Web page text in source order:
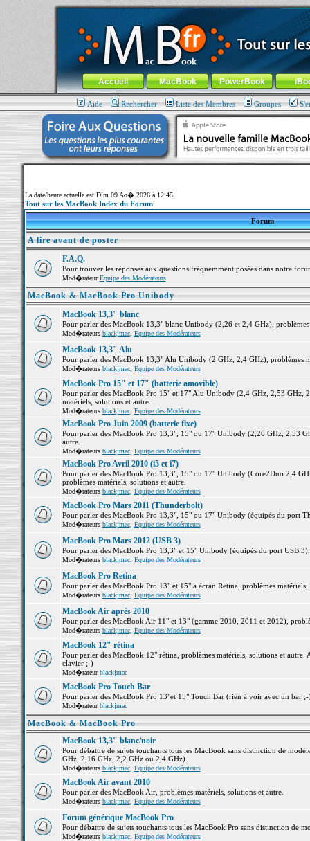
MacBook-fr.com : 100% Apple... 100% nomade !
Aller au contenu-Aller au menu général-Aller au menu de
Menu général
Accueil MacBook PowerBook
Aide Rechercher Liste des Membres Groupes
La date/heure actuelle est Dim 09 Ao� 2026 à 12:45
Tout sur les MacBook Index du Forum
Forum
A lire avant de poster
F.A.Q.
Pour trouver les réponses aux questions fréquemment posées dans notre
Mod�rateurEquipe des Modérateurs
MacBook & MacBook Pro Unibody
MacBook 13,3" blanc
Pour parler des MacBook 13,3" blanc Unibody (2,26 et 2,4 GHz),
Mod�rateurs blackjmac, Equipe des Modérateurs
MacBook 13,3" Alu
Pour parler des MacBook 13,3" Alu Unibody (2 GHz, 2,4 GHz), problèmes
Mod�rateurs blackjmac, Equipe des Modérateurs
MacBook Pro 15" et 17" (batterie amovible)
Pour parler des MacBook Pro 15" et 17" Alu Unibody (2,4 GHz, 2,53 GHz,
matériels, solutions et autre.
Mod�rateurs blackjmac, Equipe des Modérateurs
MacBook Pro Juin 2009 (batterie fixe)
Pour parler des MacBook Pro 13,3", 15" ou 17" Unibody (2,26 GHz, 2,53
autre.
Mod�rateurs blackjmac, Equipe des Modérateurs
MacBook Pro Avril 2010 (i5 et i7)
Pour parler des MacBook Pro 13,3", 15" ou 17" Unibody (Core2Duo 2,4
problèmes matériels, solutions et autre.
Mod�rateurs blackjmac, Equipe des Modérateurs
MacBook Pro Mars 2011 (Thunderbolt)
Pour parler des MacBook Pro 13,3", 15" ou 17" Unibody (équipés du port
Mod�rateurs blackjmac, Equipe des Modérateurs
MacBook Pro Mars 2012 (USB 3)
Pour parler des MacBook Pro 13,3" et 15" Unibody (équipés du port USB
Mod�rateurs blackjmac, Equipe des Modérateurs
MacBook Pro Retina
Pour parler des MacBook Pro 13" et 15" a écran Retina, problèmes matériels,
Mod�rateurs blackjmac, Equipe des Modérateurs
MacBook Air après 2010
Pour parler des MacBook Air 11" et 13" (gamme 2010, 2011 et 2012),
Mod�rateurs blackjmac, Equipe des Modérateurs
MacBook 12" rétina
Pour parler des MacBook 12" rétina, problèmes matériels, solutions et
clavier ;-)
Mod�rateurblackjmac
MacBook Pro Touch Bar
Pour parler des MacBook Pro 13"et 15" Touch Bar (rien à voir avec un bar
Mod�rateurblackjmac
MacBook & MacBook Pro
MacBook 13,3" blanc/noir
Pour débattre de sujets touchants tous les MacBook sans distinction de
GHz, 2,16 GHz, 2,2 GHz ou 2,4 GHz).
Mod�rateurs blackjmac, Equipe des Modérateurs
MacBook Air avant 2010
Pour parler des MacBook Air, problèmes matériels, solutions et autre.
Mod�rateurs blackjmac, Equipe des Modérateurs
Forum générique MacBook Pro
Pour débattre de sujets touchants tous les MacBook Pro sans distinction de
Mod�rateurs blackjmac, Equipe des Modérateurs